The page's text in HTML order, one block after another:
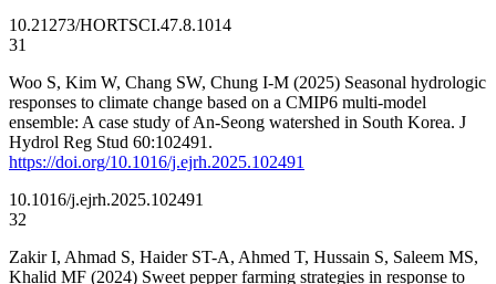
10.21273/HORTSCI.47.8.1014
31
Woo S, Kim W, Chang SW, Chung I-M (2025) Seasonal hydrologic
responses to climate change based on a CMIP6 multi-model
ensemble: A case study of An-Seong watershed in South Korea. J
Hydrol Reg Stud 60:102491.
https://doi.org/10.1016/j.ejrh.2025.102491
10.1016/j.ejrh.2025.102491
32
Zakir I, Ahmad S, Haider ST-A, Ahmed T, Hussain S, Saleem MS,
Khalid MF (2024) Sweet pepper farming strategies in response to